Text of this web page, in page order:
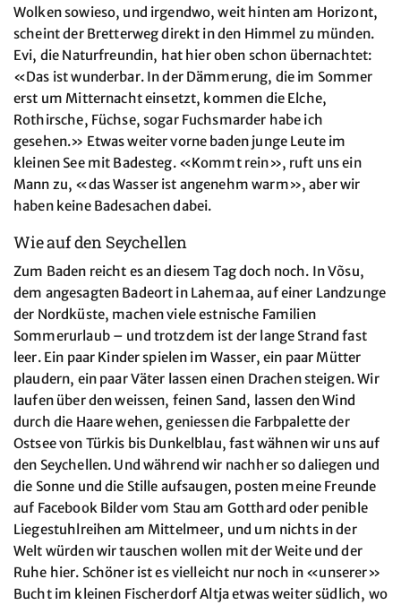
Wolken sowieso, und irgendwo, weit hinten am Horizont,
scheint der Bretterweg direkt in den Himmel zu münden.
Evi, die Naturfreundin, hat hier oben schon übernachtet:
«Das ist wunderbar. In der Dämmerung, die im Sommer
erst um Mitternacht einsetzt, kommen die Elche,
Rothirsche, Füchse, sogar Fuchsmarder habe ich
gesehen.» Etwas weiter vorne baden junge Leute im
kleinen See mit Badesteg. «Kommt rein», ruft uns ein
Mann zu, «das Wasser ist angenehm warm», aber wir
haben keine Badesachen dabei.
Wie auf den Seychellen
Zum Baden reicht es an diesem Tag doch noch. In Võsu,
dem angesagten Badeort in Lahemaa, auf einer Landzunge
der Nordküste, machen viele estnische Familien
Sommerurlaub – und trotzdem ist der lange Strand fast
leer. Ein paar Kinder spielen im Wasser, ein paar Mütter
plaudern, ein paar Väter lassen einen Drachen steigen. Wir
laufen über den weissen, feinen Sand, lassen den Wind
durch die Haare wehen, geniessen die Farbpalette der
Ostsee von Türkis bis Dunkelblau, fast wähnen wir uns auf
den Seychellen. Und während wir nachher so daliegen und
die Sonne und die Stille aufsaugen, posten meine Freunde
auf Facebook Bilder vom Stau am Gotthard oder penible
Liegestuhlreihen am Mittelmeer, und um nichts in der
Welt würden wir tauschen wollen mit der Weite und der
Ruhe hier. Schöner ist es vielleicht nur noch in «unserer»
Bucht im kleinen Fischerdorf Altja etwas weiter südlich, wo